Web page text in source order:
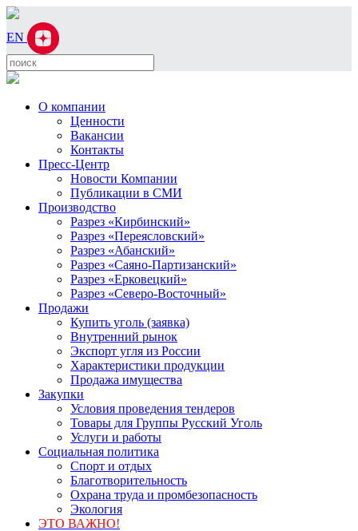
EN
О компании
Ценности
Вакансии
Контакты
Пресс-Центр
Новости Компании
Публикации в СМИ
Производство
Разрез «Кирбинский»
Разрез «Переясловский»
Разрез «Абанский»
Разрез «Саяно-Партизанский»
Разрез «Ерковецкий»
Разрез «Северо-Восточный»
Продажи
Купить уголь (заявка)
Внутренний рынок
Экспорт угля из России
Характеристики продукции
Продажа имущества
Закупки
Условия проведения тендеров
Товары для Группы Русский Уголь
Услуги и работы
Социальная политика
Спорт и отдых
Благотворительность
Охрана труда и промбезопасность
Экология
ЭТО ВАЖНО!